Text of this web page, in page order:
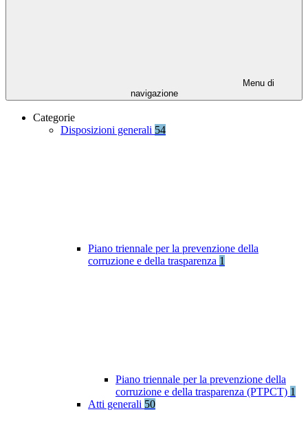
Menu di
navigazione
Categorie
Disposizioni generali 54
Piano triennale per la prevenzione della
corruzione e della trasparenza 1
Piano triennale per la prevenzione della
corruzione e della trasparenza (PTPCT) 1
Atti generali 50